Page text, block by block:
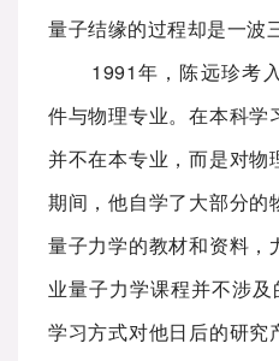
量子结缘的过程却是一波
1991年，陈远珍考
件与物理专业。在本科学
并不在本专业，而是对物
期间，他自学了大部分的
量子力学的教材和资料，
业量子力学课程并不涉及
学习方式对他日后的研究